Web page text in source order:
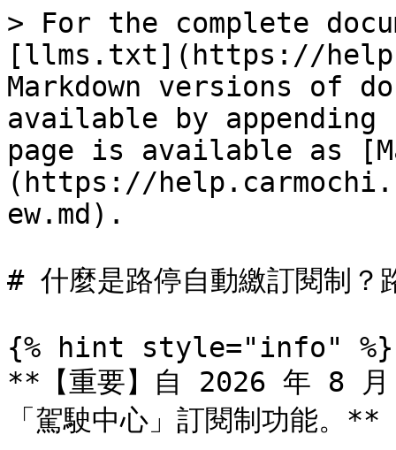
> For the complete
[llms.txt](https://
Markdown versions of
available by
page is available as
(https://
ew.md).
# 什麼是路停自動繳訂閱制？
{% hint style="info" %}
**【重要】自 2026 年 8 月
「駕駛中心」訂閱制功能。**